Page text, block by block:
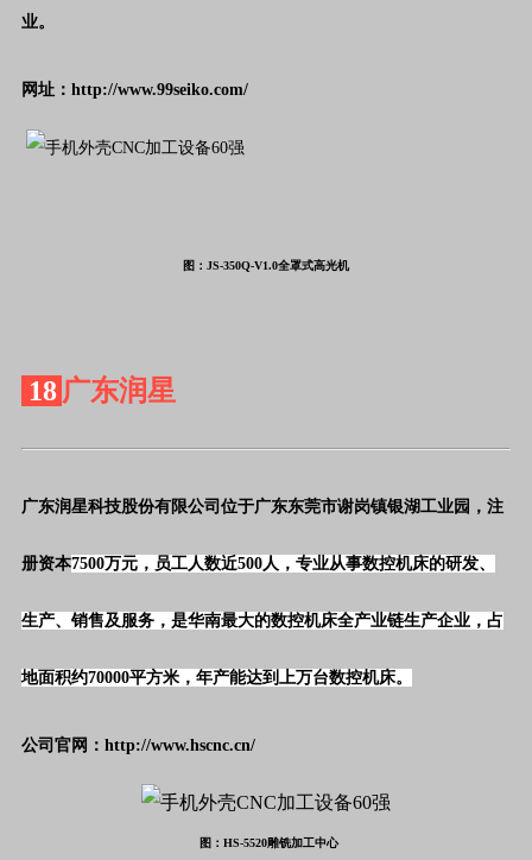
业。
网址：http://www.99seiko.com/
图：JS-350Q-V1.0全罩式高光机
18 广东润星
广东润星科技股份有限公司位于广东东莞市谢岗镇银湖工业园，注
册资本7500万元，员工人数近500人，专业从事数控机床的研发、
生产、销售及服务，是华南最大的数控机床全产业链生产企业，占
地面积约70000平方米，年产能达到上万台数控机床。
公司官网：http://www.hscnc.cn/
图：HS-5520雕铣加工中心